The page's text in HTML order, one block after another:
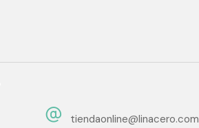
tiendaonline@linacero.com